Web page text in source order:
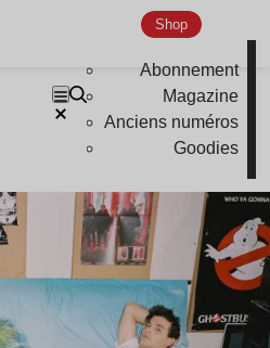
Shop
Abonnement
Magazine
Anciens numéros
Goodies